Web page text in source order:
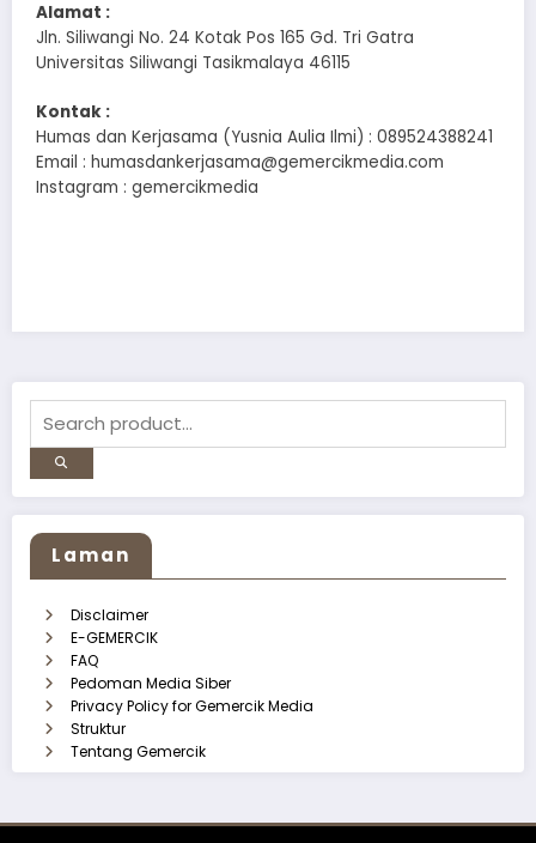
Alamat :
Jln. Siliwangi No. 24 Kotak Pos 165 Gd. Tri Gatra
Universitas Siliwangi Tasikmalaya 46115
Kontak :
Humas dan Kerjasama (Yusnia Aulia Ilmi) : 089524388241
Email : humasdankerjasama@gemercikmedia.com
Instagram : gemercikmedia
Laman
Disclaimer
E-GEMERCIK
FAQ
Pedoman Media Siber
Privacy Policy for Gemercik Media
Struktur
Tentang Gemercik